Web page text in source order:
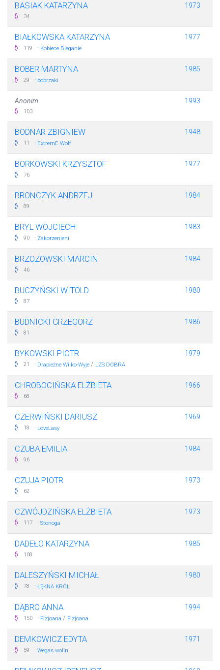
BASIAK KATARZYNA
34
1973
BIAŁKOWSKA KATARZYNA
119 · Kobiece Bieganie
1977
BOBER MARTYNA
29 · bobrzaki
1985
Anonim
103
1993
BODNAR ZBIGNIEW
11 · ExtremE Wolf
1948
BORKOWSKI KRZYSZTOF
76
1977
BRONCZYK ANDRZEJ
89
1984
BRYL WOJCIECH
90 · Zakorzenieni
1983
BRZOZOWSKI MARCIN
46
1984
BUCZYŃSKI WITOLD
87
1980
BUDNICKI GRZEGORZ
81
1986
BYKOWSKI PIOTR
21 · Drapieżne Wilko-Wyje / LZS DOBRA
1979
CHROBOCIŃSKA ELŻBIETA
68
1966
CZERWIŃSKI DARIUSZ
18 · LoveLasy
1969
CZUBA EMILIA
96
1984
CZUJA PIOTR
62
1973
CZWÓJDZIŃSKA ELŻBIETA
117 · Stonoga
1973
DADEŁO KATARZYNA
108
1985
DALESZYŃSKI MICHAŁ
78 · ŁĘKNA KRÓL
1980
DĄBRO ANNA
150 · Fizjoana / Fizjoana
1994
DEMKOWICZ EDYTA
59 · Wegas wolin
1971